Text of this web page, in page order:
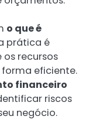
o que é
prática é
recursos
eficiente.
financeiro
riscos
negócio.